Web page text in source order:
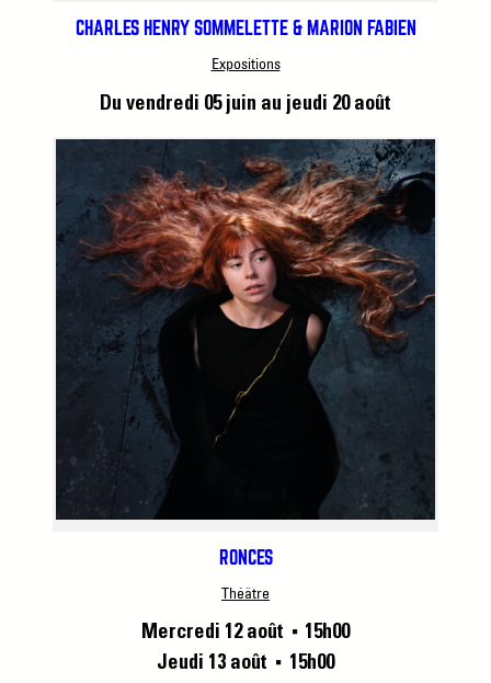
CHARLES HENRY SOMMELETTE & MARION FABIEN
Expositions
Du vendredi 05 juin au jeudi 20 août
RONCES
Théâtre
Mercredi 12 août ■
15h00
Jeudi 13 août
■ 15h00